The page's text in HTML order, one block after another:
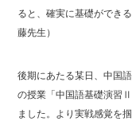
ると、確実に基礎ができ
藤先生）
後期にあたる某日、中国
の授業「中国語基礎演習
ました。より実戦感覚を